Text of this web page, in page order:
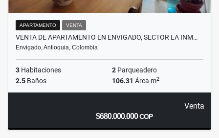
APARTAMENTO VENTA
VENTA DE APARTAMENTO EN ENVIGADO, SECTOR LA INM…
Envigado, Antioquia, Colombia
3 Habitaciones 2 Parqueadero
2.5 Baños 106.31 Área m2
Venta
$680.000.000COP